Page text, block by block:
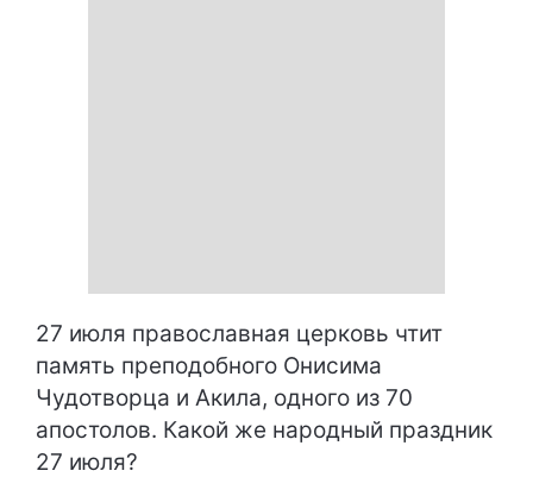
27 июля православная церковь чтит
память преподобного Онисима
Чудотворца и Акила, одного из 70
апостолов. Какой же народный праздник
27 июля?